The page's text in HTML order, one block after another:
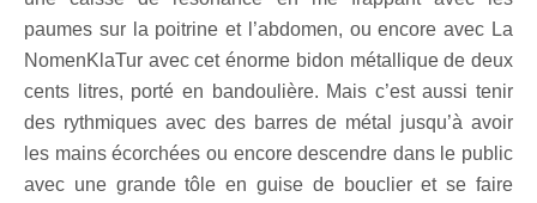
paumes sur la poitrine et l’abdomen, ou encore avec La
NomenKlaTur avec cet énorme bidon métallique de deux
cents litres, porté en bandoulière. Mais c’est aussi tenir
des rythmiques avec des barres de métal jusqu’à avoir
les mains écorchées ou encore descendre dans le public
avec une grande tôle en guise de bouclier et se faire